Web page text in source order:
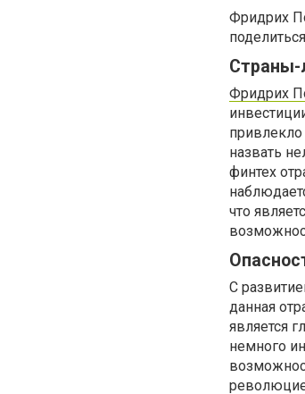
Фридрих
Страны-
Фридрих
назвать
финтех
что
С
данная
является
немного